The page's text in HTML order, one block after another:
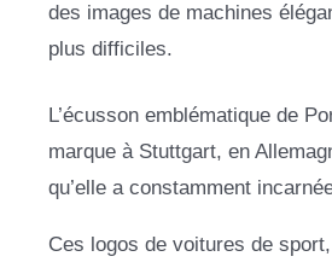
des images de machines
plus difficiles.
L’écusson emblématique de
marque à Stuttgart, en
qu’elle a constamment
Ces logos de voitures de